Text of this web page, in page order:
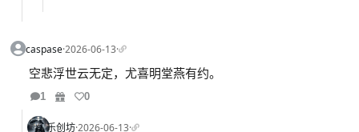
caspase·2026-06-13·
空悲浮世云无定，尤喜明堂燕有约。
1 0
乐创坊·2026-06-13·